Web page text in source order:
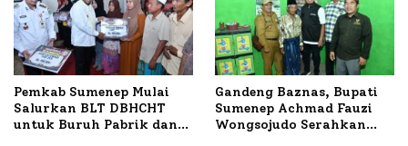
Petelur di Desa Bataal
Timur
Pemkab Sumenep Mulai
Salurkan BLT DBHCHT
untuk Buruh Pabrik dan
Gandeng Baznas, Bupati
Sumenep Achmad Fauzi
Wongsojudo Serahkan